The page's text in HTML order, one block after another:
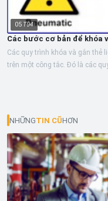
05 T04
Các bước cơ bản để khóa
Các quy trình khóa và gắn thẻ
trên một công tắc. Đó là các
NHỮNGTIN CŨHƠN